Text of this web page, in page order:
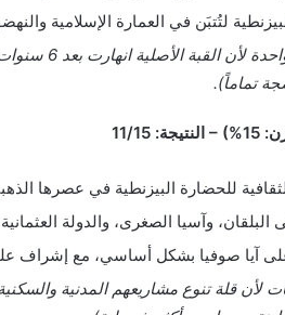
لتُتبَن في العمارة الإسلامية
(ملاحظة الخصم:
تماماً).
للحضارة البيزنطية في عصرها
البلقان، وآسيا الصغرى، والدولة
آيا صوفيا بشكل أساسي، مع إشراف
الخصم: تم خصم 4 درجات لأن قلة تنوع مشاريعهم